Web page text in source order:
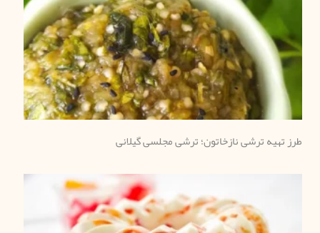
طرز تهیه ترشی نازخاتون؛ ترشی مجلسی گیلانی